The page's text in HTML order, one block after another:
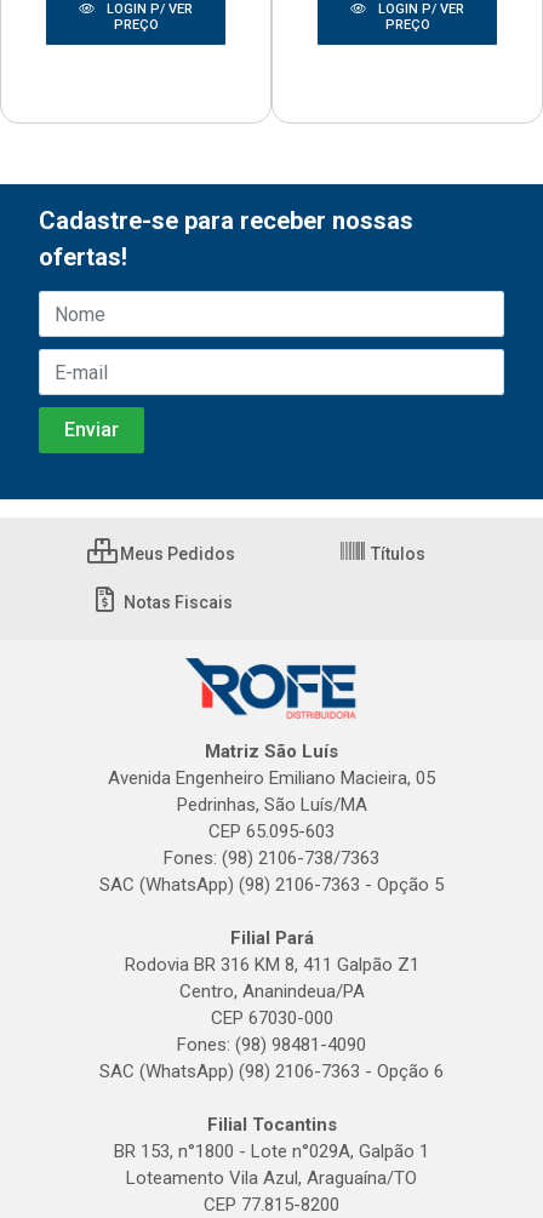
LOGIN P/ VER
PREÇO
LOGIN P/ VER
PREÇO
Cadastre-se para receber nossas
ofertas!
Meus Pedidos Títulos
Notas Fiscais
Matriz São Luís
Avenida Engenheiro Emiliano Macieira, 05
Pedrinhas, São Luís/MA
CEP 65.095-603
Fones: (98) 2106-738/7363
SAC (WhatsApp) (98) 2106-7363 - Opção 5
Filial Pará
Rodovia BR 316 KM 8, 411 Galpão Z1
Centro, Ananindeua/PA
CEP 67030-000
Fones: (98) 98481-4090
SAC (WhatsApp) (98) 2106-7363 - Opção 6
Filial Tocantins
BR 153, n°1800 - Lote n°029A, Galpão 1
Loteamento Vila Azul, Araguaína/TO
CEP 77.815-8200